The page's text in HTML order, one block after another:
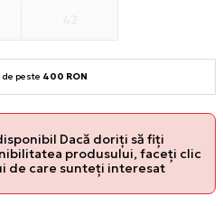
peste 400 RON
Dacă doriți să fiți
produsului, faceți clic
de care sunteți interesat